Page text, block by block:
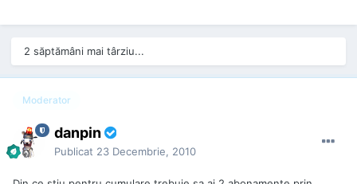
2 săptămâni mai târziu...
Moderator
danpin
Publicat 23 Decembrie, 2010